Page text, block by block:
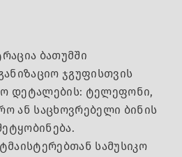
ბათუმში
ჯგუფისთვის
დეტალების: ტელეფონი,
ან საცხოვრებელი ბინის
სამუსიკო